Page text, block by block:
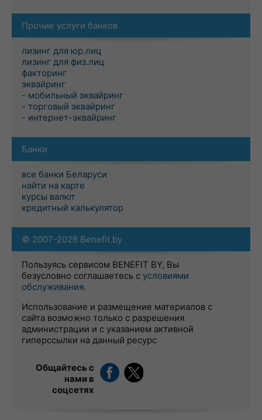
Прочие услуги банков
лизинг для юр.лиц
лизинг для физ.лиц
факторинг
эквайринг
- мобильный эквайринг
- торговый эквайринг
- интернет-эквайринг
Банки
все банки Беларуси
найти на карте
курсы валют
кредитный калькулятор
© 2007-2026 Benefit.by
Пользуясь сервисом BENEFIT BY, Вы
безусловно соглашаетесь с условиями
обслуживания.
Использование и размещение материалов с
сайта возможно только с разрешения
администрации и с указанием активной
гиперссылки на данный ресурс
Общайтесь с
нами в
соцсетях